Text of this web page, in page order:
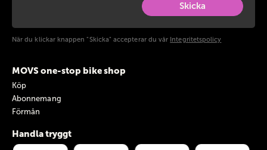
Skicka
När du klickar knappen "Skicka" accepterar du vår Integritetspolicy
MOVS one-stop bike shop
Köp
Abonnemang
Förmån
Handla tryggt